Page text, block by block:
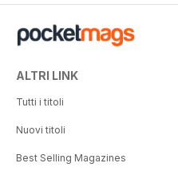
ALTRI LINK
Tutti i titoli
Nuovi titoli
Best Selling Magazines